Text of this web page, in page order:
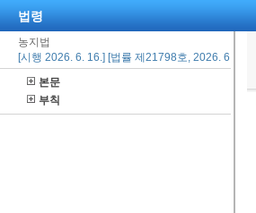
법령
농지법
[시행 2026. 6. 16.] [법률 제21798호, 2026. 6. 16.,
본문
부칙